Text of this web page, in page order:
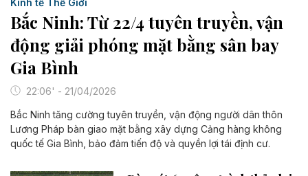
Bắc Ninh: Từ 22/4 tuyên truyền, vận
động giải phóng mặt bằng sân bay
Gia Bình
22:06' - 21/04/2026
Bắc Ninh tăng cường tuyên truyền, vận động người dân thôn
Lương Pháp bàn giao mặt bằng xây dựng Cảng hàng không
quốc tế Gia Bình, bảo đảm tiến độ và quyền lợi tái định cư.